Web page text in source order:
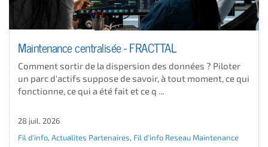
Maintenance centralisée - FRACTTAL
Comment sortir de la dispersion des données ? Piloter
un parc d'actifs suppose de savoir, à tout moment, ce qui
fonctionne, ce qui a été fait et ce q ...
28 juil. 2026
Fil d'info, Actualites Partenaires, Fil d'info Reseau Maintenance